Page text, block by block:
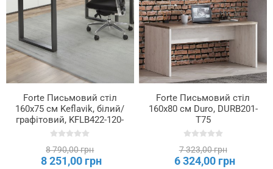
Forte Письмовий стіл
160x75 см Keflavik, білий/
графітовий, KFLB422-120-
940
8 790,00 грн
8 251,00 грн
Forte Письмовий стіл
160x80 см Duro, DURB201-
T75
7 323,00 грн
6 324,00 грн